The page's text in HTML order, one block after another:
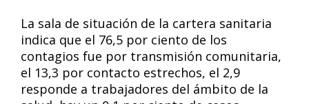
La sala de situación de la cartera sanitaria
indica que el 76,5 por ciento de los
contagios fue por transmisión comunitaria,
el 13,3 por contacto estrechos, el 2,9
responde a trabajadores del ámbito de la